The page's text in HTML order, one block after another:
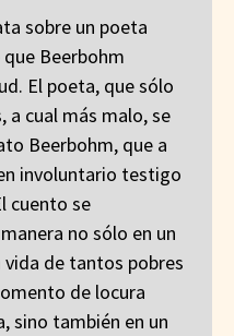
un poeta
Beerbohm
El poeta, que sólo
a cual más malo, se
Beerbohm, que a
involuntario testigo
cuento se
no sólo en un
de tantos pobres
de locura
sino también en un